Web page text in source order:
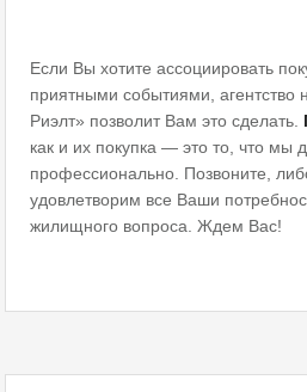
Если Вы хотите ассоциировать
приятными событиями, агентство
Риэлт» позволит Вам это сделать.
как и их покупка — это то, что мы
профессионально. Позвоните,
удовлетворим все Ваши
жилищного вопроса. Ждем Вас!